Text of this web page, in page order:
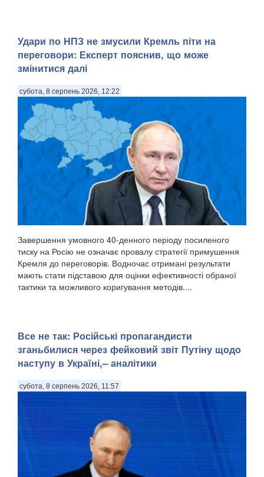
Удари по НПЗ не змусили Кремль піти на
переговори: Експерт пояснив, що може
змінитися далі
субота, 8 серпень 2026, 12:22
Завершення умовного 40-денного періоду посиленого
тиску на Росію не означає провалу стратегії примушення
Кремля до переговорів. Водночас отримані результати
мають стати підставою для оцінки ефективності обраної
тактики та можливого коригування методів....
Все не так: Російські пропагандисти
зганьбилися через фейковий звіт Путіну щодо
наступу в Україні,– аналітики
субота, 8 серпень 2026, 11:57